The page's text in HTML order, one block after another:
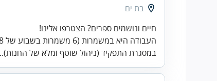
בת ים
העבודה היא במשמרות (6 משמרות בשבוע של 8 שעות, בוקר או ערב, כולל ימי שישי).
במסגרת התפקיד (ניהול שוטף ומלא של